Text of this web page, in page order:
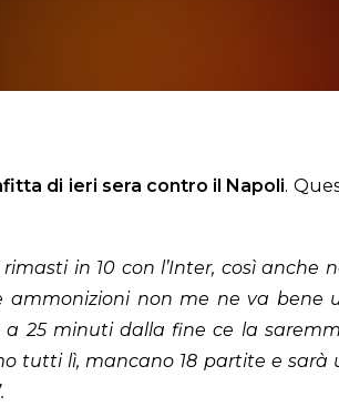
di ieri sera contro il Napoli.
in 10 con l’Inter, così
non me ne va bene
25 minuti dalla fine ce la
tutti lì, mancano 18 partite e